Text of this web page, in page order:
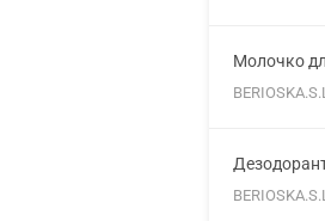
Молочко